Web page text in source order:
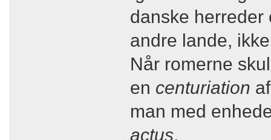
danske herreder
andre lande,
Når romerne
en centuriation
man med
actus.